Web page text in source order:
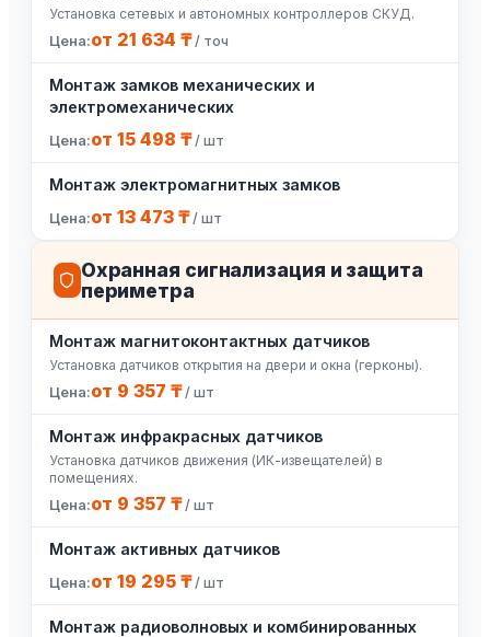
Установка сетевых и автономных контроллеров СКУД.
от 21 634 ₸ / точ
Монтаж замков механических и
электромеханических
от 15 498 ₸ / шт
Монтаж электромагнитных замков
от 13 473 ₸ / шт
Охранная сигнализация и защита
периметра
Монтаж магнитоконтактных датчиков
Установка датчиков открытия на двери и окна (герконы).
от 9 357 ₸ / шт
Монтаж инфракрасных датчиков
Установка датчиков движения (ИК-извещателей) в
помещениях.
от 9 357 ₸ / шт
Монтаж активных датчиков
от 19 295 ₸ / шт
Монтаж радиоволновых и комбинированных